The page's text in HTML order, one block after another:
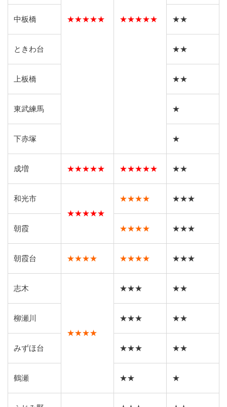
★★★★★ ★★★★★
中板橋 ★★
ときわ台 ★★
上板橋 ★★
東武練馬 ★
下赤塚 ★
成増 ★★★★★ ★★★★★ ★★
和光市
★★★★★
★★★★ ★★★
朝霞 ★★★★ ★★★
朝霞台 ★★★★ ★★★★ ★★★
志木
★★★★
★★★ ★★
柳瀬川 ★★★ ★★
みずほ台 ★★★ ★★
鶴瀬 ★★ ★